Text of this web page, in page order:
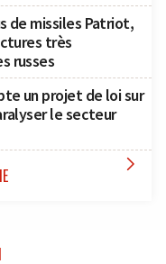
de missiles Patriot,
très
russes
un projet de loi sur
le secteur
